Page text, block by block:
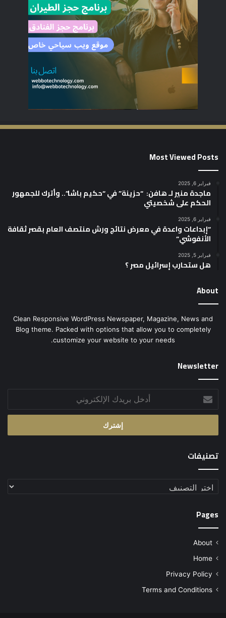
Most Viewed Posts
فبراير 6, 2025
ماجدة منير لـ هافن: “حزينة” في “حكيم باشا”.. وأترك للجمهور
الحكم على شخصيتي
فبراير 6, 2025
“إبداعات واعدة في معرض نتائج ورش منتصف العام بقصر ثقافة
الأنفوشي”
فبراير 5, 2025
هل ستحارب إسرائيل مصر ؟
About
Clean Responsive WordPress Newspaper, Magazine, News and
Blog theme. Packed with options that allow you to completely
customize your website to your needs.
Newsletter
بريدك
الإلكتروني
تصنيفات
تصنيفات
Pages
About
Home
Privacy Policy
Terms and Conditions